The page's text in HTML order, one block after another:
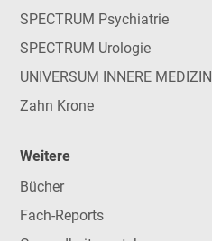
SPECTRUM Psychiatrie
SPECTRUM Urologie
UNIVERSUM INNERE MEDIZIN
Zahn Krone
Weitere
Bücher
Fach-Reports